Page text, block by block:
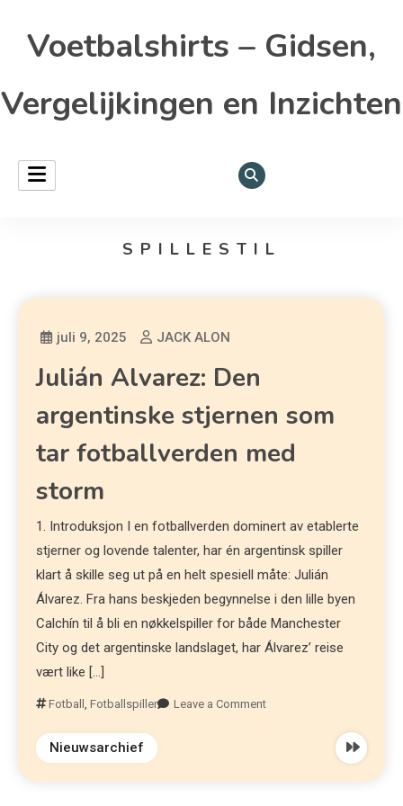
Voetbalshirts – Gidsen,
Vergelijkingen en Inzichten
SPILLESTIL
juli 9, 2025 JACK ALON
Julián Alvarez: Den
argentinske stjernen som
tar fotballverden med
storm
1. Introduksjon I en fotballverden dominert av etablerte
stjerner og lovende talenter, har én argentinsk spiller
klart å skille seg ut på en helt spesiell måte: Julián
Álvarez. Fra hans beskjeden begynnelse i den lille byen
Calchín til å bli en nøkkelspiller for både Manchester
City og det argentinske landslaget, har Álvarez’ reise
vært like […]
Fotball,Fotballspiller Leave a Comment
Nieuwsarchief